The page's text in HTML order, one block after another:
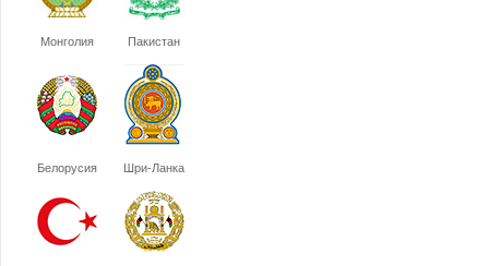
Монголия Пакистан
Белорусия Шри-Ланка